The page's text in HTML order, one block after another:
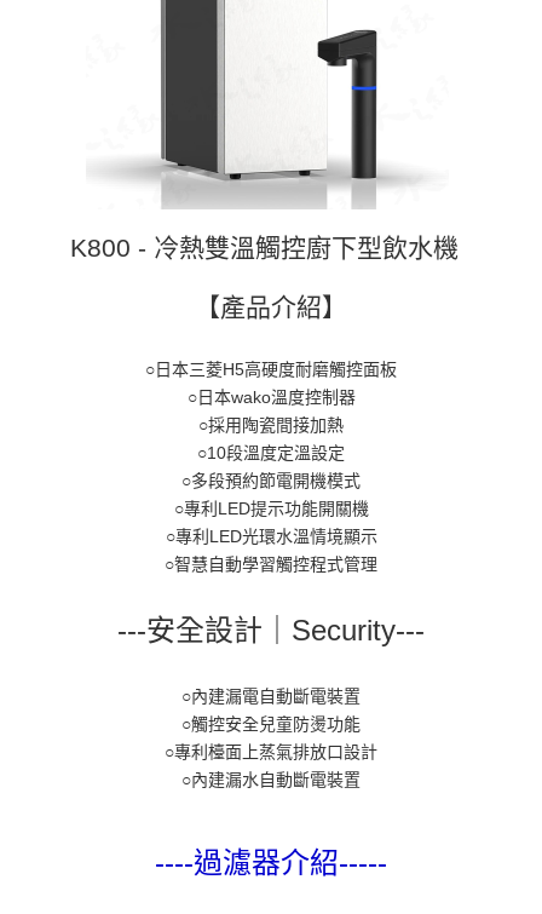
K800 - 冷熱雙溫觸控廚下型飲水機
【產品介紹】
○日本三菱H5高硬度耐磨觸控面板
○日本wako溫度控制器
○採用陶瓷間接加熱
○10段溫度定溫設定
○多段預約節電開機模式
○專利LED提示功能開關機
○專利LED光環水溫情境顯示
○智慧自動學習觸控程式管理
---安全設計｜Security---
○內建漏電自動斷電裝置
○觸控安全兒童防燙功能
○專利檯面上蒸氣排放口設計
○內建漏水自動斷電裝置
----過濾器介紹-----